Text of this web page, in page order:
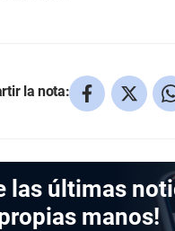
la nota:
las últimas
manos!